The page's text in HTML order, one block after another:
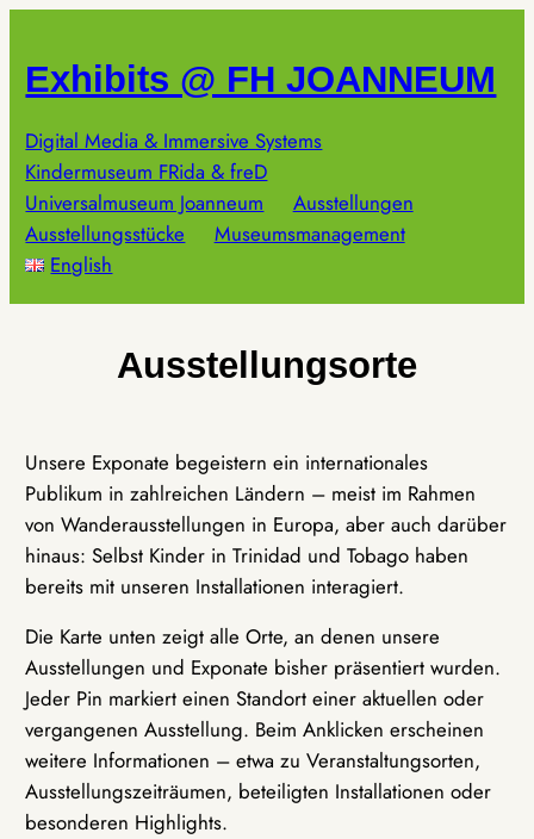
springen
Exhibits @ FH JOANNEUM
Digital Media & Immersive Systems
Kindermuseum FRida & freD
Universalmuseum Joanneum
Ausstellungen
Ausstellungsstücke
Museumsmanagement
English
Ausstellungsorte
Unsere Exponate begeistern ein internationales
Publikum in zahlreichen Ländern – meist im Rahmen
von Wanderausstellungen in Europa, aber auch darüber
hinaus: Selbst Kinder in Trinidad und Tobago haben
bereits mit unseren Installationen interagiert.
Die Karte unten zeigt alle Orte, an denen unsere
Ausstellungen und Exponate bisher präsentiert wurden.
Jeder Pin markiert einen Standort einer aktuellen oder
vergangenen Ausstellung. Beim Anklicken erscheinen
weitere Informationen – etwa zu Veranstaltungsorten,
Ausstellungszeiträumen, beteiligten Installationen oder
besonderen Highlights.